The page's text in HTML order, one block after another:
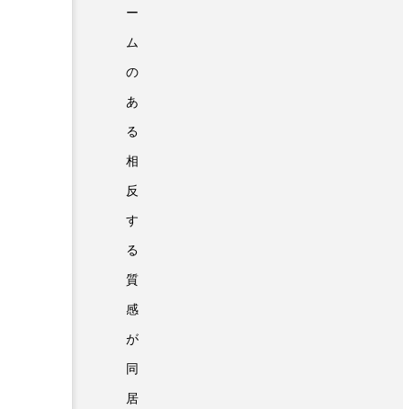
ー
ム
の
あ
る
相
反
す
る
質
感
が
同
居